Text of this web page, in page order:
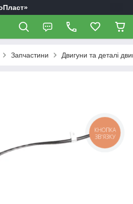
Запчастини Двигуни та деталі
КНОПКА
ЗВ'ЯЗКУ